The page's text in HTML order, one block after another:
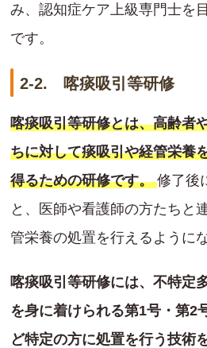
み、認知症ケア上級専門士を
です。
2-2. 喀痰吸引等研修
喀痰吸引等研修とは、高齢者
ちに対して痰吸引や経管栄養
得るための研修です。修了後
と、医師や看護師の方たちと
管栄養の処置を行えるように
喀痰吸引等研修には、不特定
を身に着けられる第1号・第2
ど特定の方に処置を行う技術